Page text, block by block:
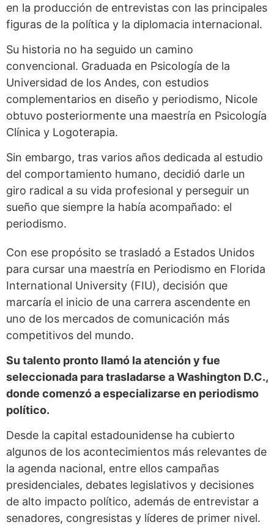
en la producción de entrevistas con las principales
figuras de la política y la diplomacia internacional.
Su historia no ha seguido un camino
convencional. Graduada en Psicología de la
Universidad de los Andes, con estudios
complementarios en diseño y periodismo, Nicole
obtuvo posteriormente una maestría en Psicología
Clínica y Logoterapia.
Sin embargo, tras varios años dedicada al estudio
del comportamiento humano, decidió darle un
giro radical a su vida profesional y perseguir un
sueño que siempre la había acompañado: el
periodismo.
Con ese propósito se trasladó a Estados Unidos
para cursar una maestría en Periodismo en Florida
International University (FIU), decisión que
marcaría el inicio de una carrera ascendente en
uno de los mercados de comunicación más
competitivos del mundo.
Su talento pronto llamó la atención y fue
seleccionada para trasladarse a Washington D.C.,
donde comenzó a especializarse en periodismo
político.
Desde la capital estadounidense ha cubierto
algunos de los acontecimientos más relevantes de
la agenda nacional, entre ellos campañas
presidenciales, debates legislativos y decisiones
de alto impacto político, además de entrevistar a
senadores, congresistas y líderes de primer nivel.